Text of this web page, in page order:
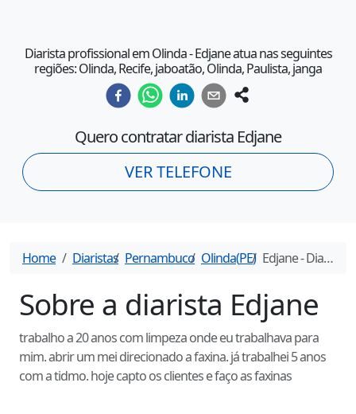
Diarista profissional em Olinda - Edjane atua nas seguintes
regiões: Olinda, Recife, jaboatão, Olinda, Paulista, janga
Quero contratar diarista Edjane
VER TELEFONE
Home Diaristas Pernambuco Olinda(PE) Edjane- Diarista em
Sobre a diarista Edjane
trabalho a 20 anos com limpeza onde eu trabalhava para
mim. abrir um mei direcionado a faxina. já trabalhei 5 anos
com a tidmo. hoje capto os clientes e faço as faxinas